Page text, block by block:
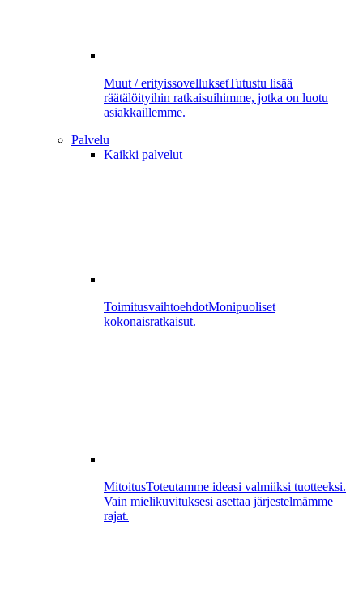
Muut / erityissovelluksetTutustu lisää
räätälöityihin ratkaisuihimme, jotka on luotu
asiakkaillemme.
Palvelu
Kaikki palvelut
ToimitusvaihtoehdotMonipuoliset
kokonaisratkaisut.
MitoitusToteutamme ideasi valmiiksi tuotteeksi.
Vain mielikuvituksesi asettaa järjestelmämme
rajat.